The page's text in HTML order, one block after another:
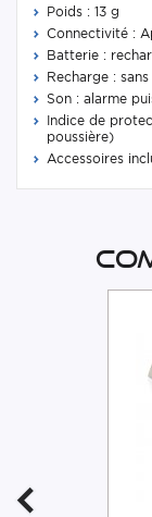
Poids : 13 g
Connectivité :
Batterie :
Recharge :
Son : alarme
Indice de
poussière)
Accessoires